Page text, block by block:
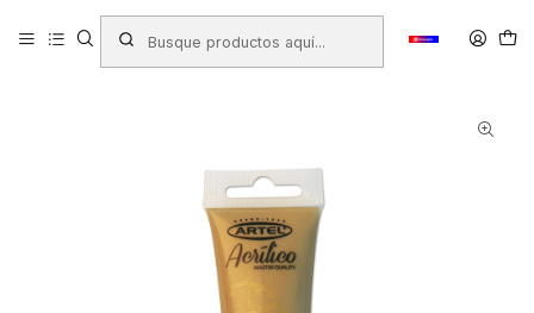
Productos LIBRERIA Arte Pinturas Acrilica
PINTURA ACRILICA ARTEL 35ML. ORO N°225